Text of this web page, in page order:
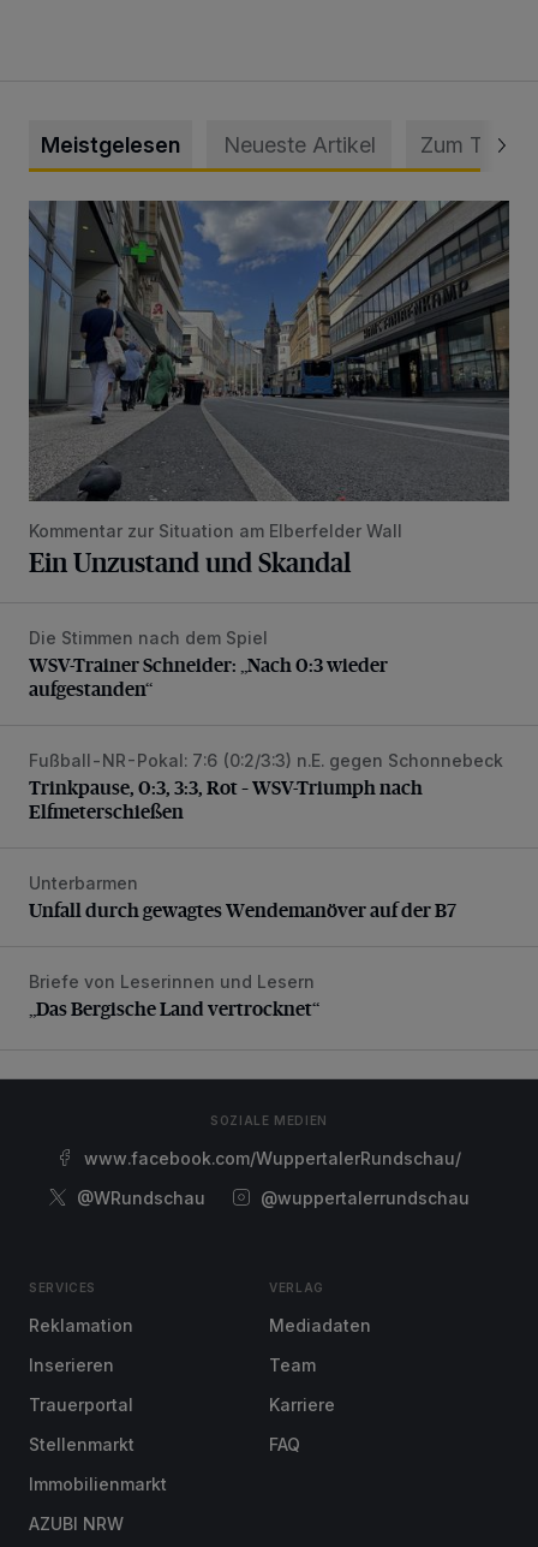
Meistgelesen Neueste Artikel Zum Thema
Ein Unzustand und Skandal
Kommentar zur Situation am Elberfelder Wall
Ein Unzustand und Skandal
WSV-Trainer Schneider: „Nach 0:3 wieder aufgestanden“
Die Stimmen nach dem Spiel
WSV-Trainer Schneider: „Nach 0:3 wieder
aufgestanden“
Trinkpause, 0:3, 3:3, Rot – WSV-Triumph nach
Fußball-NR-Pokal: 7:6 (0:2/3:3) n.E. gegen Schonnebeck
Trinkpause, 0:3, 3:3, Rot – WSV-Triumph nach
Elfmeterschießen
Unfall durch gewagtes Wendemanöver auf der B7
Unterbarmen
Unfall durch gewagtes Wendemanöver auf der B7
„Das Bergische Land vertrocknet“
Briefe von Leserinnen und Lesern
„Das Bergische Land vertrocknet“
SOZIALE MEDIEN
www.facebook.com/WuppertalerRundschau/
@WRundschau
@wuppertalerrundschau
SERVICES
Reklamation
Inserieren
Trauerportal
Stellenmarkt
Immobilienmarkt
AZUBI NRW
VERLAG
Mediadaten
Team
Karriere
FAQ